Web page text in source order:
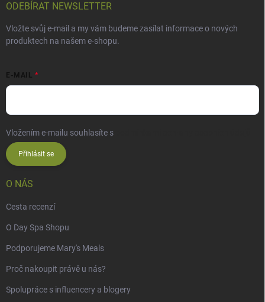
ODEBÍRAT NEWSLETTER
Vložte svůj e-mail a my vám budeme zasílat informace o nových
produktech na našem e-shopu.
E-MAIL
Vložením e-mailu souhlasíte s
Přihlásit se
O NÁS
Cesta recenzí
O Day Spa Shopu
Podporujeme Mary's Meals
Proč nakoupit právě u nás?
Spolupráce s influencery a blogery